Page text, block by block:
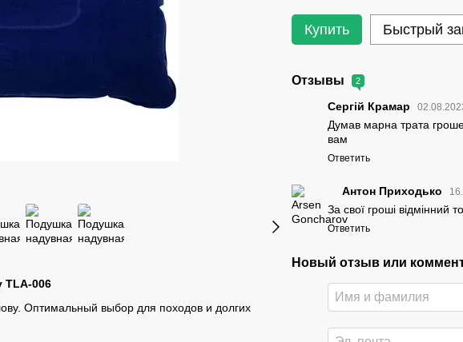
TLA-006
Оптимальный выбор для походов и долгих
Купить Быстрый
Отзывы 2
Сергій Крамар
Думав марна трата
вам
Ответить
Антон Приходько
За свої гроші відмінний
Ответить
Новый отзыв или